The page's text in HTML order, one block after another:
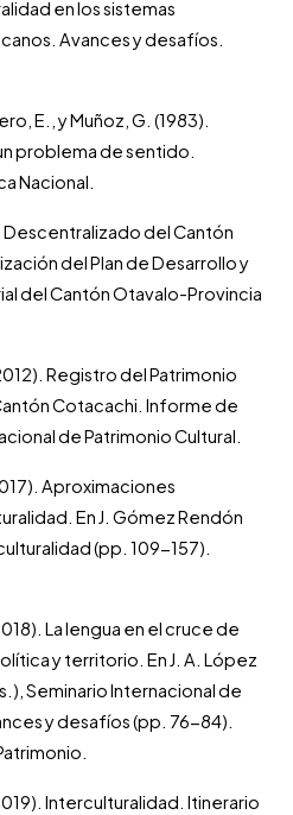
en los sistemas
Avances y desafíos.
E., y Muñoz, G. (1983).
problema de sentido.
Nacional.
del Cantón
del Plan de Desarrollo y
del Cantón Otavalo-Provincia
Registro del Patrimonio
Cotacachi. Informe de
de Patrimonio Cultural.
Aproximaciones
En J. Gómez Rendón
(pp. 109-157).
La lengua en el cruce de
y territorio. En J. A. López
Seminario Internacional de
y desafíos (pp. 76-84).
Interculturalidad. Itinerario